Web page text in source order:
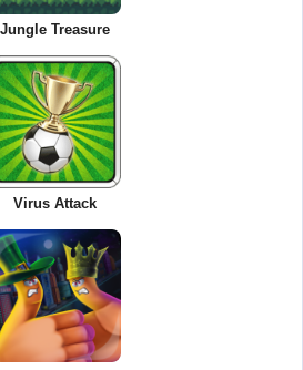
Jungle Treasure
Virus Attack